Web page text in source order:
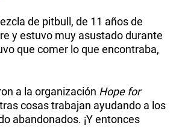
de pitbull, de 11 años de
y estuvo muy asustado durante
que comer lo que encontraba,
a la organización Hope for
cosas trabajan ayudando a los
abandonados. ¡Y entonces